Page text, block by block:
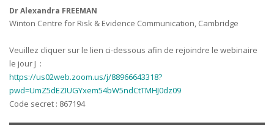
Dr Alexandra FREEMAN
Winton Centre for Risk & Evidence Communication, Cambridge
Veuillez cliquer sur le lien ci-dessous afin de rejoindre le webinaire
le jour J :
https://us02web.zoom.us/j/88966643318?
pwd=UmZ5dEZIUGYxem54bW5ndCtTMHJ0dz09
Code secret : 867194